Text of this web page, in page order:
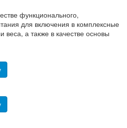
функционального,
для включения в комплексные
веса, а также в качестве основы